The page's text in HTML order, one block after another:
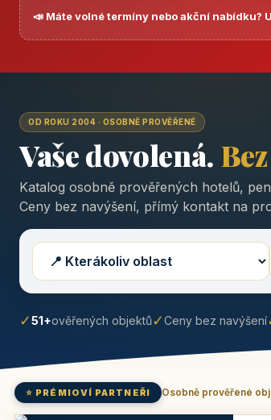
📣 Máte volné termíny nebo akční nabídku?
OD ROKU 2004 · OSOBNĚ PROVĚŘENÉ
Vaše dovolená.
Katalog osobně prověřených hotelů,
Ceny bez navýšení, přímý kontakt na
✓51+ověřených objektů✓Ceny bez navýšení
⭐ PRÉMIOVÍ PARTNEŘI Osobně prověřené